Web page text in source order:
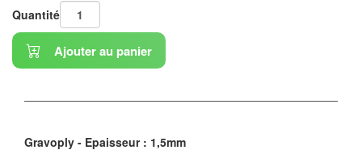
Quantité
Ajouter au panier
Gravoply - Epaisseur : 1,5mm